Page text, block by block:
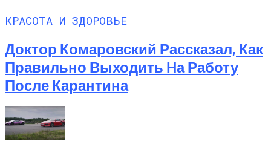
КРАСОТА И ЗДОРОВЬЕ
Доктор Комаровский Рассказал, Как
Правильно Выходить На Работу
После Карантина